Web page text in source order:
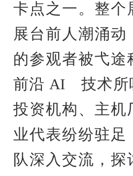
卡点之一。整个
展台前人潮涌动
的参观者被弋途
前沿 AI 技术所
投资机构、主机
业代表纷纷驻足
队深入交流，探